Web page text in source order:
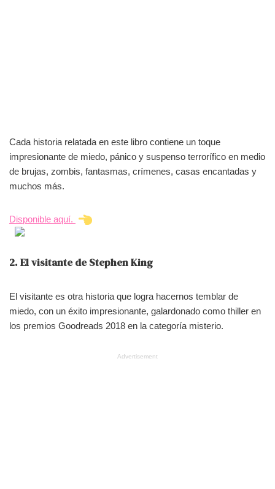
Cada historia relatada en este libro contiene un toque
impresionante de miedo, pánico y suspenso terrorífico en medio
de brujas, zombis, fantasmas, crímenes, casas encantadas y
muchos más.
Disponible aquí.
2. El visitante de Stephen King
El visitante es otra historia que logra hacernos temblar de
miedo, con un éxito impresionante, galardonado como thiller en
los premios Goodreads 2018 en la categoría misterio.
Advertisement